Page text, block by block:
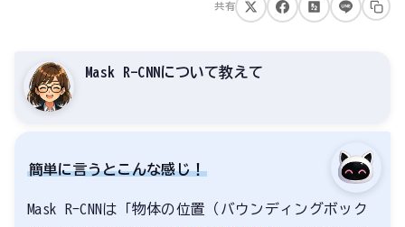
共有
Mask R-CNNについて教えて
簡単に言うとこんな感じ！
Mask R-CNNは「物体の位置（バウンディングボック